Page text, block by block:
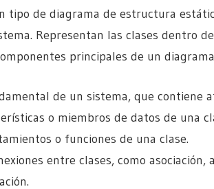
tipo de diagrama de estructura
Representan las clases dentro
principales de un
de un sistema, que contiene
o miembros de datos de una
o funciones de una clase.
entre clases, como asociación,